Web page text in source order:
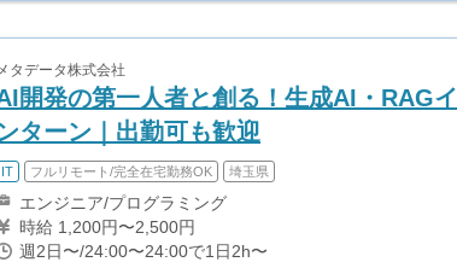
タデータ株式会社
開発の第一人者と創る！生成AI・RAGイ
ターン｜出勤可も歓迎
IT フルリモート/完全在宅勤務OK 埼玉県
エンジニア/プログラミング
時給 1,200円〜2,500円
週2日〜/24:00〜24:00で1日2h〜